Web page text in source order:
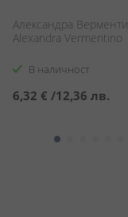
Александра
Alexandra Vermentino
В наличност
6,32 € /12,36 лв.